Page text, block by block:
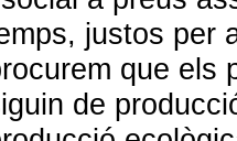
justos per
que els
de